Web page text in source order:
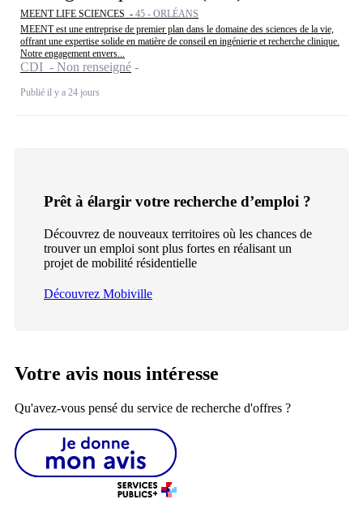
MEENT LIFE SCIENCES - 45 - ORLÉANS
MEENT est une entreprise de premier plan dans le domaine des sciences de la vie,
offrant une expertise solide en matière de conseil en ingénierie et recherche clinique.
Notre engagement envers...
CDI - Non renseigné
Publié il y a 24 jours
Prêt à élargir votre recherche d’emploi ?
Découvrez de nouveaux territoires où les chances de
trouver un emploi sont plus fortes en réalisant un
projet de mobilité résidentielle
Découvrez Mobiville
Votre avis nous intéresse
Qu'avez-vous pensé du service de recherche d'offres ?